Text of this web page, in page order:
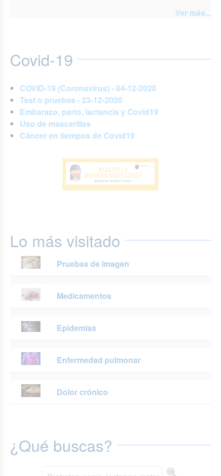
Ver más...
Covid-19
COVID-19 (Coronavirus) - 04-12-2020
Test o pruebas - 23-12-2020
Embarazo, parto, lactancia y Covid19
Uso de mascarillas
Cáncer en tiempos de Covid19
Lo más visitado
Pruebas de imagen
Medicamentos
Epidemias
Enfermedad pulmonar
Dolor crónico
¿Qué buscas?